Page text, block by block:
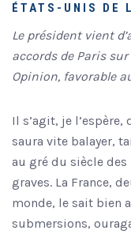
ÉTATS-UNIS DE
Le président vient
accords de Paris
Opinion, favorable
Il s’agit, je
saura vite balayer,
au gré du siècle
graves. La France,
monde, le sait bien
submersions,